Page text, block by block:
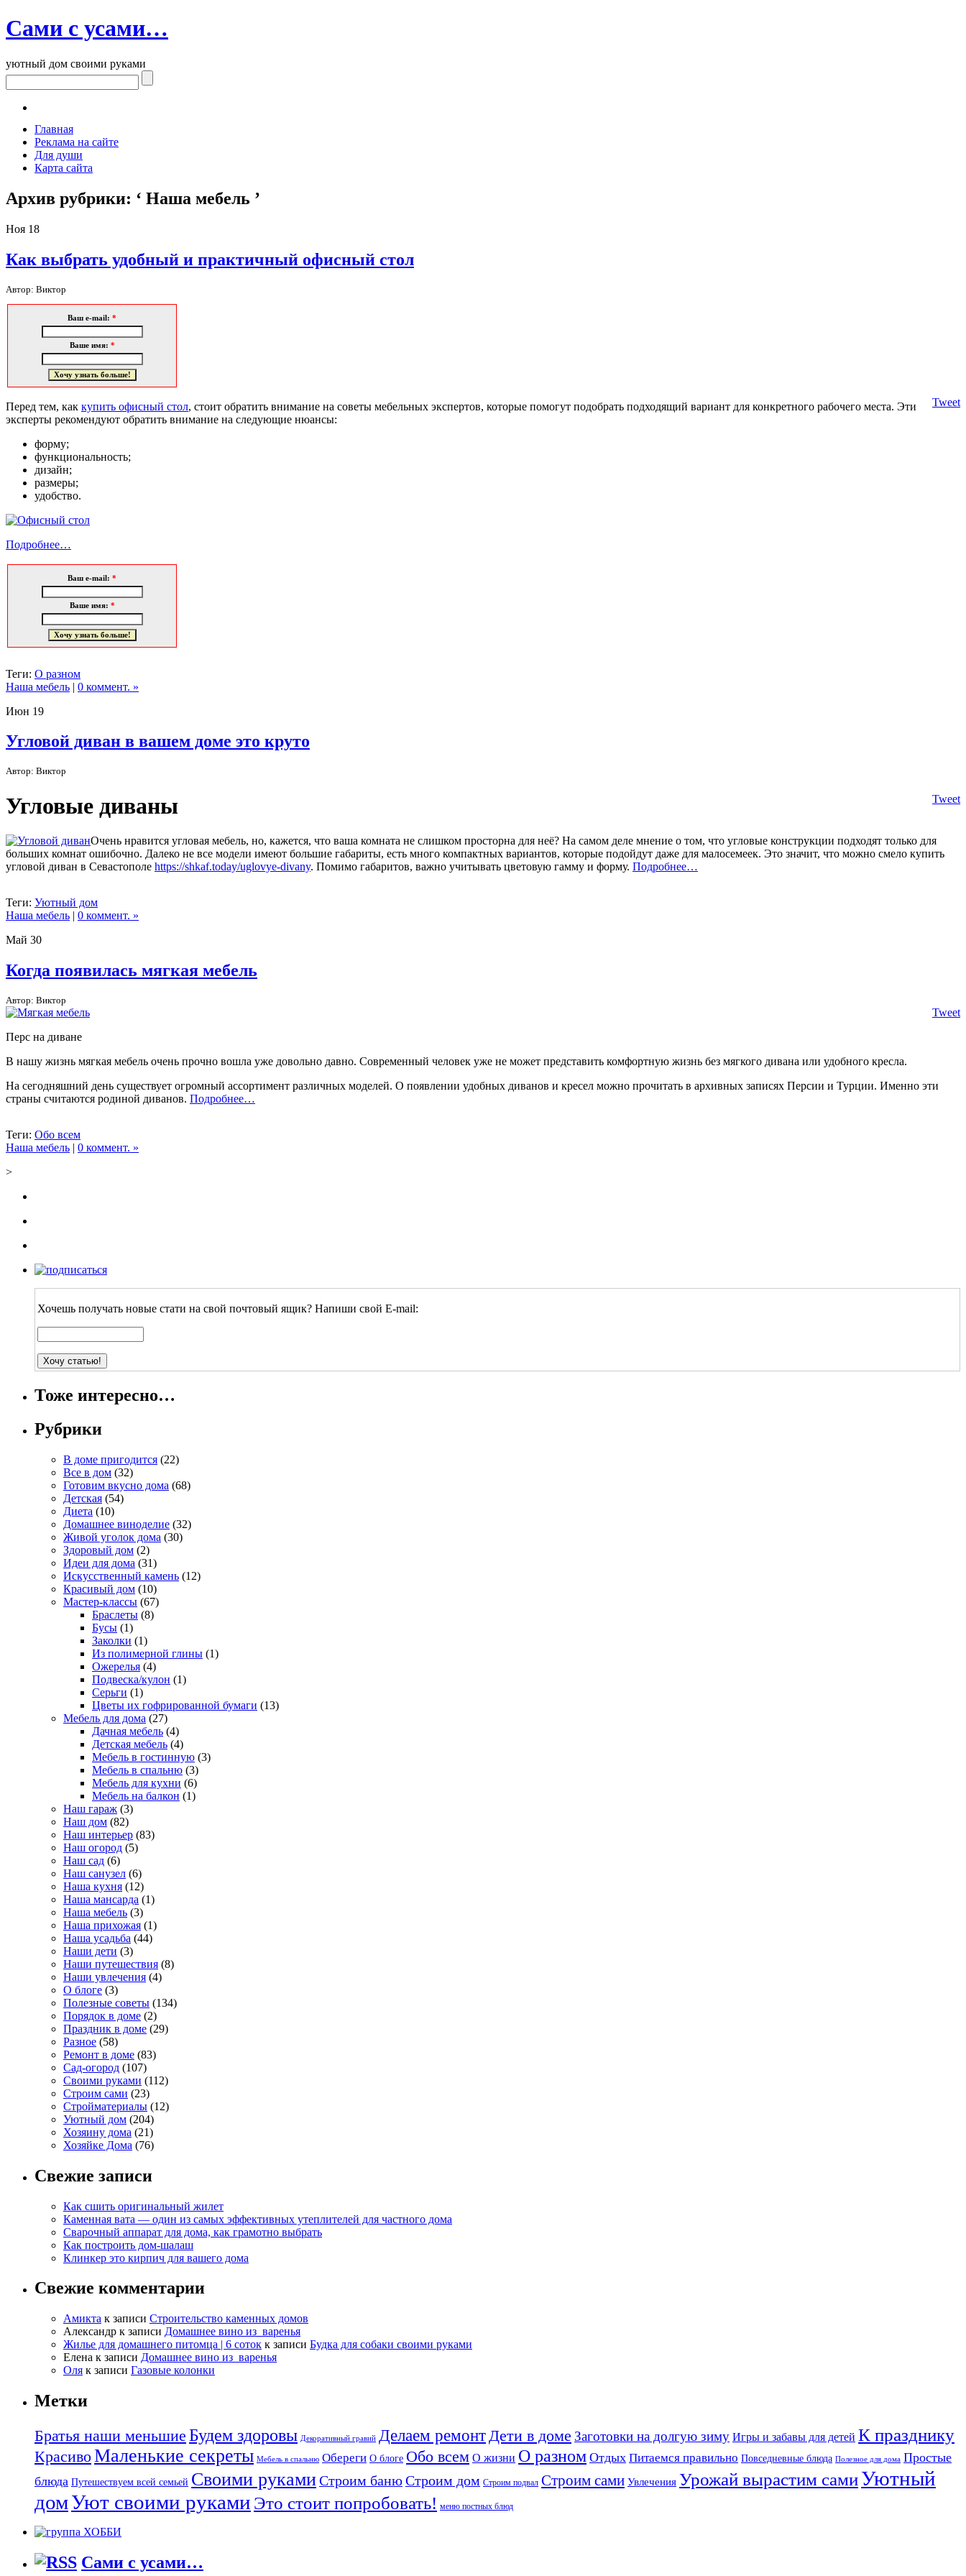
Сами с усами…
уютный дом своими руками
Главная
Реклама на сайте
Для души
Карта сайта
Архив рубрики: ‘ Наша мебель ’
Ноя 18
Как выбрать удобный и практичный офисный стол
Автор: Виктор
Ваш e-mail: *
Ваше имя: *
Tweet
Перед тем, как купить офисный стол, стоит обратить внимание на советы мебельных экспертов, которые помогут подобрать подходящий вариант для конкретного рабочего места. Эти
эксперты рекомендуют обратить внимание на следующие нюансы:
форму;
функциональность;
дизайн;
размеры;
удобство.
Подробнее…
Ваш e-mail: *
Ваше имя: *
Теги: О разном
Наша мебель | 0 коммент. »
Июн 19
Угловой диван в вашем доме это круто
Автор: Виктор
Tweet
Угловые диваны
Очень нравится угловая мебель, но, кажется, что ваша комната не слишком просторна для неё? На самом деле мнение о том, что угловые конструкции подходят только для
больших комнат ошибочно. Далеко не все модели имеют большие габариты, есть много компактных вариантов, которые подойдут даже для малосемеек. Это значит, что можно смело купить
угловой диван в Севастополе https://shkaf.today/uglovye-divany. Помимо габаритов, важно учитывать цветовую гамму и форму. Подробнее…
Теги: Уютный дом
Наша мебель | 0 коммент. »
Май 30
Когда появилась мягкая мебель
Автор: Виктор
Tweet
Перс на диване
В нашу жизнь мягкая мебель очень прочно вошла уже довольно давно. Современный человек уже не может представить комфортную жизнь без мягкого дивана или удобного кресла.
На сегодняшний день существует огромный ассортимент различных моделей. О появлении удобных диванов и кресел можно прочитать в архивных записях Персии и Турции. Именно эти
страны считаются родиной диванов. Подробнее…
Теги: Обо всем
Наша мебель | 0 коммент. »
>
Хочешь получать новые стати на свой почтовый ящик? Напиши свой E-mail:
Тоже интересно…
Рубрики
В доме пригодится (22)
Все в дом (32)
Готовим вкусно дома (68)
Детская (54)
Диета (10)
Домашнее виноделие (32)
Живой уголок дома (30)
Здоровый дом (2)
Идеи для дома (31)
Искусственный камень (12)
Красивый дом (10)
Мастер-классы (67)
Браслеты (8)
Бусы (1)
Заколки (1)
Из полимерной глины (1)
Ожерелья (4)
Подвеска/кулон (1)
Серьги (1)
Цветы их гофрированной бумаги (13)
Мебель для дома (27)
Дачная мебель (4)
Детская мебель (4)
Мебель в гостинную (3)
Мебель в спальню (3)
Мебель для кухни (6)
Мебель на балкон (1)
Наш гараж (3)
Наш дом (82)
Наш интерьер (83)
Наш огород (5)
Наш сад (6)
Наш санузел (6)
Наша кухня (12)
Наша мансарда (1)
Наша мебель (3)
Наша прихожая (1)
Наша усадьба (44)
Наши дети (3)
Наши путешествия (8)
Наши увлечения (4)
О блоге (3)
Полезные советы (134)
Порядок в доме (2)
Праздник в доме (29)
Разное (58)
Ремонт в доме (83)
Сад-огород (107)
Своими руками (112)
Строим сами (23)
Стройматериалы (12)
Уютный дом (204)
Хозяину дома (21)
Хозяйке Дома (76)
Свежие записи
Как сшить оригинальный жилет
Каменная вата — один из самых эффективных утеплителей для частного дома
Сварочный аппарат для дома, как грамотно выбрать
Как построить дом-шалаш
Клинкер это кирпич для вашего дома
Свежие комментарии
Амикта к записи Строительство каменных домов
Александр к записи Домашнее вино из варенья
Жилье для домашнего питомца | 6 соток к записи Будка для собаки своими руками
Елена к записи Домашнее вино из варенья
Оля к записи Газовые колонки
Метки
Братья наши меньшие Будем здоровы Декоративный гравий Делаем ремонтДети в доме Заготовки на долгую зиму Игры и забавы для детей К празднику
КрасивоМаленькие секреты Мебель в спальню Обереги О блоге Обо всем О жизни О разном Отдых Питаемся правильно Повседневные блюда Полезное для дома Простые
блюда Путешествуем всей семьей Своими рукамиСтроим банюСтроим дом Строим подвал Строим сами Увлечения Урожай вырастим самиУютный
домУют своими руками Это стоит попробовать! меню постных блюд
Сами с усами…